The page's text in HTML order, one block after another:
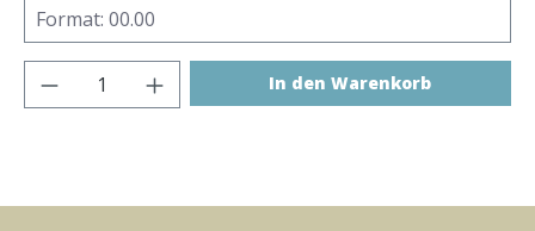
Produkt Anzahl: Gib den gewünschten
In den Warenkorb